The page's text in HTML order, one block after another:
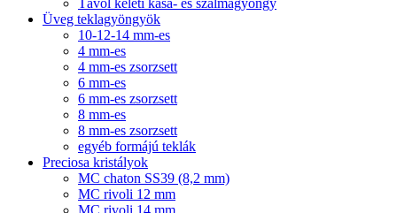
Távol keleti kása- és szalmagyöngy
Üveg teklagyöngyök
10-12-14 mm-es
4 mm-es
4 mm-es zsorzsett
6 mm-es
6 mm-es zsorzsett
8 mm-es
8 mm-es zsorzsett
egyéb formájú teklák
Preciosa kristályok
MC chaton SS39 (8,2 mm)
MC rivoli 12 mm